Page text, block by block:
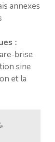
annexes
:
brise
sine
et la